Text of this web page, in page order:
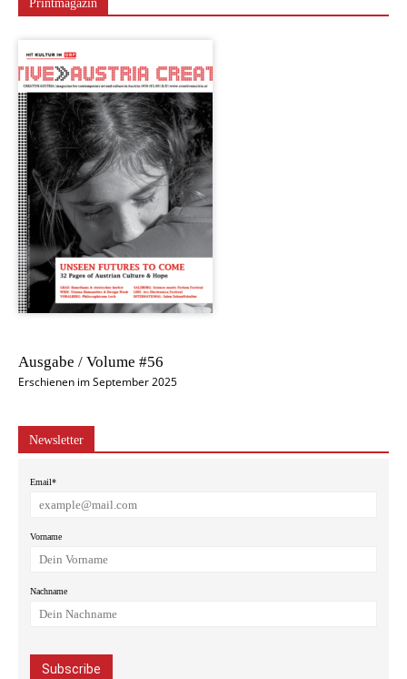
Printmagazin
Ausgabe / Volume #56
Erschienen im September 2025
Newsletter
Email*
Vorname
Nachname